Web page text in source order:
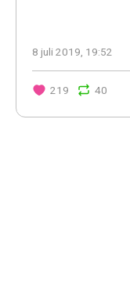
8 juli 2019, 19:52
219 40